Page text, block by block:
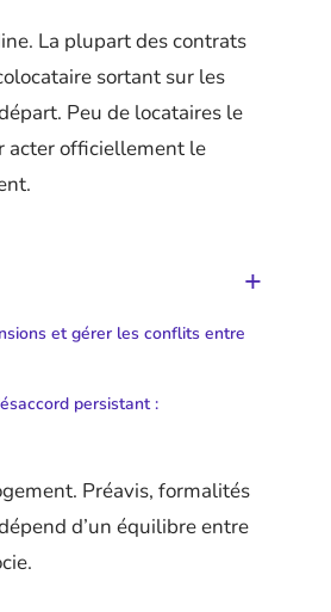
La plupart des contrats
sortant sur les
Peu de locataires le
acter officiellement le
et gérer les conflits entre
persistant :
Préavis, formalités
d’un équilibre entre